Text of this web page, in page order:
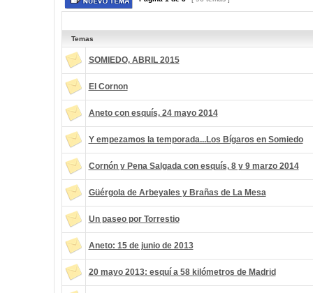
Temas
SOMIEDO, ABRIL 2015
El Cornon
Aneto con esquís, 24 mayo 2014
Y empezamos la temporada...Los Bígaros en Somiedo
Cornón y Pena Salgada con esquís, 8 y 9 marzo 2014
Güérgola de Arbeyales y Brañas de La Mesa
Un paseo por Torrestio
Aneto: 15 de junio de 2013
20 mayo 2013: esquí a 58 kilómetros de Madrid